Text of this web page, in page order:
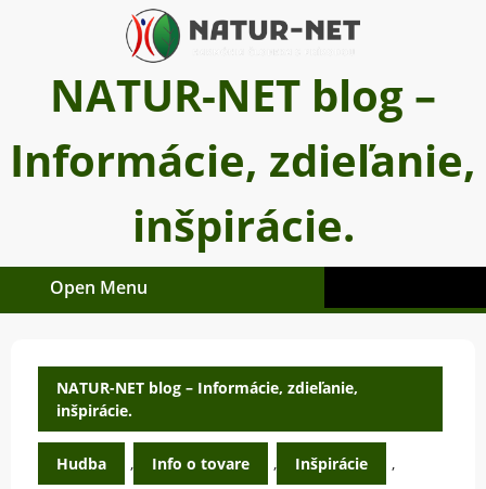
NATUR-NET blog –
Informácie, zdieľanie,
inšpirácie.
Open Menu
NATUR-NET blog – Informácie, zdieľanie,
inšpirácie.
Hudba , Info o tovare , Inšpirácie ,